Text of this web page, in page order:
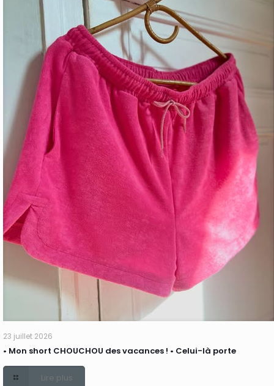
23 juillet 2026
• Mon short CHOUCHOU des vacances ! • Celui-là porte
Lire plus